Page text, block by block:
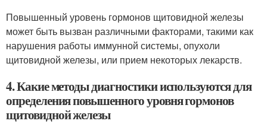
Повышенный уровень гормонов щитовидной железы
может быть вызван различными факторами, такими как
нарушения работы иммунной системы, опухоли
щитовидной железы, или прием некоторых лекарств.
4. Какие методы диагностики используются для
определения повышенного уровня гормонов
щитовидной железы